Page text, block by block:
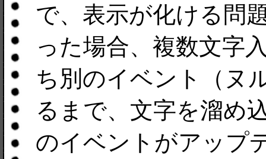
で、表示が化ける問
った場合、複数文字
ち別のイベント（ヌ
るまで、文字を溜め
のイベントがアップ